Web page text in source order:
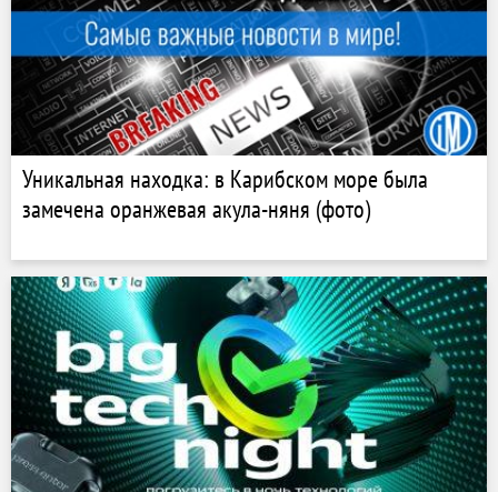
Уникальная находка: в Карибском море была
замечена оранжевая акула-няня (фото)